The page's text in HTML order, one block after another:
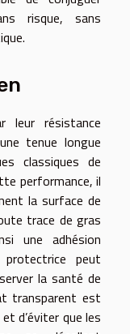
risque, sans
leur résistance
tenue longue
classiques de
performance, il
la surface de
trace de gras
une adhésion
protectrice peut
la santé de
transparent est
d’éviter que les